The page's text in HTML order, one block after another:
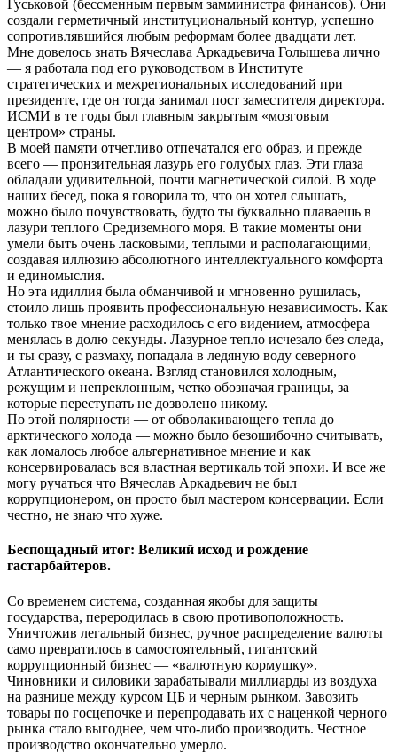
Гуськовой (бессменным первым замминистра финансов). Они
создали герметичный институциональный контур, успешно
сопротивлявшийся любым реформам более двадцати лет.
Мне довелось знать Вячеслава Аркадьевича Голышева лично
— я работала под его руководством в Институте
стратегических и межрегиональных исследований при
президенте, где он тогда занимал пост заместителя директора.
ИСМИ в те годы был главным закрытым «мозговым
центром» страны.
В моей памяти отчетливо отпечатался его образ, и прежде
всего — пронзительная лазурь его голубых глаз. Эти глаза
обладали удивительной, почти магнетической силой. В ходе
наших бесед, пока я говорила то, что он хотел слышать,
можно было почувствовать, будто ты буквально плаваешь в
лазури теплого Средиземного моря. В такие моменты они
умели быть очень ласковыми, теплыми и располагающими,
создавая иллюзию абсолютного интеллектуального комфорта
и единомыслия.
Но эта идиллия была обманчивой и мгновенно рушилась,
стоило лишь проявить профессиональную независимость. Как
только твое мнение расходилось с его видением, атмосфера
менялась в долю секунды. Лазурное тепло исчезало без следа,
и ты сразу, с размаху, попадала в ледяную воду северного
Атлантического океана. Взгляд становился холодным,
режущим и непреклонным, четко обозначая границы, за
которые переступать не дозволено никому.
По этой полярности — от обволакивающего тепла до
арктического холода — можно было безошибочно считывать,
как ломалось любое альтернативное мнение и как
консервировалась вся властная вертикаль той эпохи. И все же
могу ручаться что Вячеслав Аркадьевич не был
коррупционером, он просто был мастером консервации. Если
честно, не знаю что хуже.
Беспощадный итог: Великий исход и рождение
гастарбайтеров.
Со временем система, созданная якобы для защиты
государства, переродилась в свою противоположность.
Уничтожив легальный бизнес, ручное распределение валюты
само превратилось в самостоятельный, гигантский
коррупционный бизнес — «валютную кормушку».
Чиновники и силовики зарабатывали миллиарды из воздуха
на разнице между курсом ЦБ и черным рынком. Завозить
товары по госцепочке и перепродавать их с наценкой черного
рынка стало выгоднее, чем что-либо производить. Честное
производство окончательно умерло.